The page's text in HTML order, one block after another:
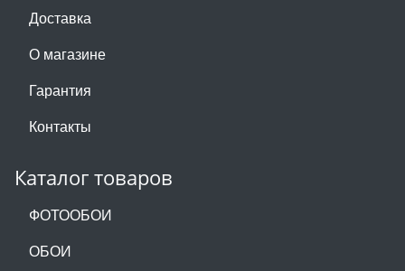
Доставка
О магазине
Гарантия
Контакты
Каталог товаров
ФОТООБОИ
ОБОИ